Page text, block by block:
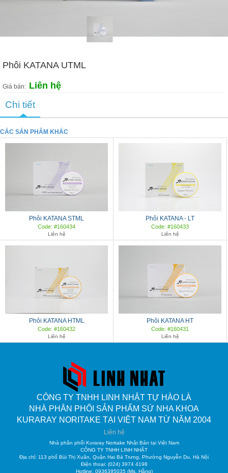
Phôi KATANA UTML
Giá bán: Liên hệ
Chi tiết
CÁC SẢN PHẨM KHÁC
Phôi KATANA STML
Code: #160434
Liên hệ
Phôi KATANA - LT
Code: #160433
Liên hệ
Phôi KATANA HTML
Code: #160432
Liên hệ
Phôi KATANA HT
Code: #160431
Liên hệ
CÔNG TY TNHH LINH NHẬT TỰ HÀO LÀ
NHÀ PHÂN PHỐI SẢN PHẨM SỨ NHA KHOA
KURARAY NORITAKE TẠI VIỆT NAM TỪ NĂM 2004
Liên hệ
Nhà phân phối Kuraray Noritake Nhật Bản tại Việt Nam
CÔNG TY TNHH LINH NHẬT
Địa chỉ: 113 phố Bùi Thị Xuân, Quận Hai Bà Trưng, Phường Nguyễn Du, Hà Nội
Điện thoại: (024) 3974 4198
Hotline: 0936395035 (Ms. Hằng)